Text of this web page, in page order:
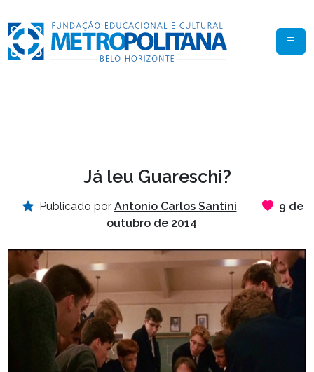
Já leu Guareschi?
Publicado por Antonio Carlos Santini
9 de
outubro de 2014